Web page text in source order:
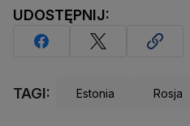
UDOSTĘPNIJ:
TAGI: Estonia Rosja